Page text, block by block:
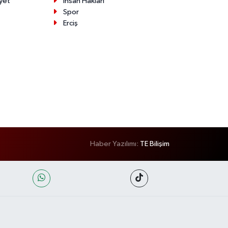
Spor
Erciş
Haber Yazılımı: TE Bilişim